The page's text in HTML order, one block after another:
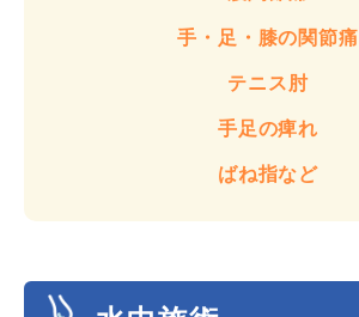
手・足・膝の関節痛
テニス肘
手足の痺れ
ばね指など